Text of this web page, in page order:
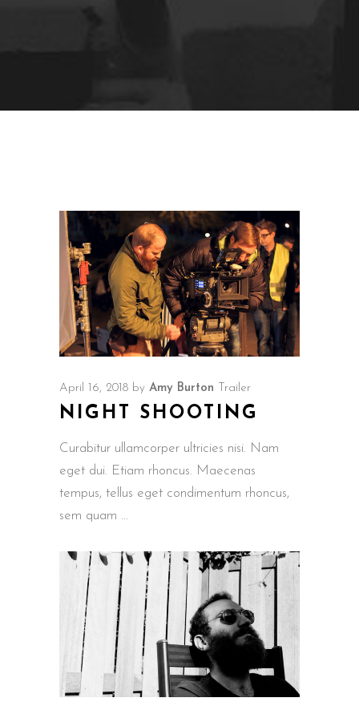
April 16, 2018 by Amy Burton Trailer
NIGHT SHOOTING
Curabitur ullamcorper ultricies nisi. Nam
eget dui. Etiam rhoncus. Maecenas
tempus, tellus eget condimentum rhoncus,
sem quam